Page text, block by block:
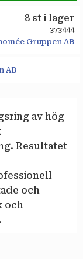
8 st i lager
373444
Gruppen AB
AB
av hög
Resultatet
och
och